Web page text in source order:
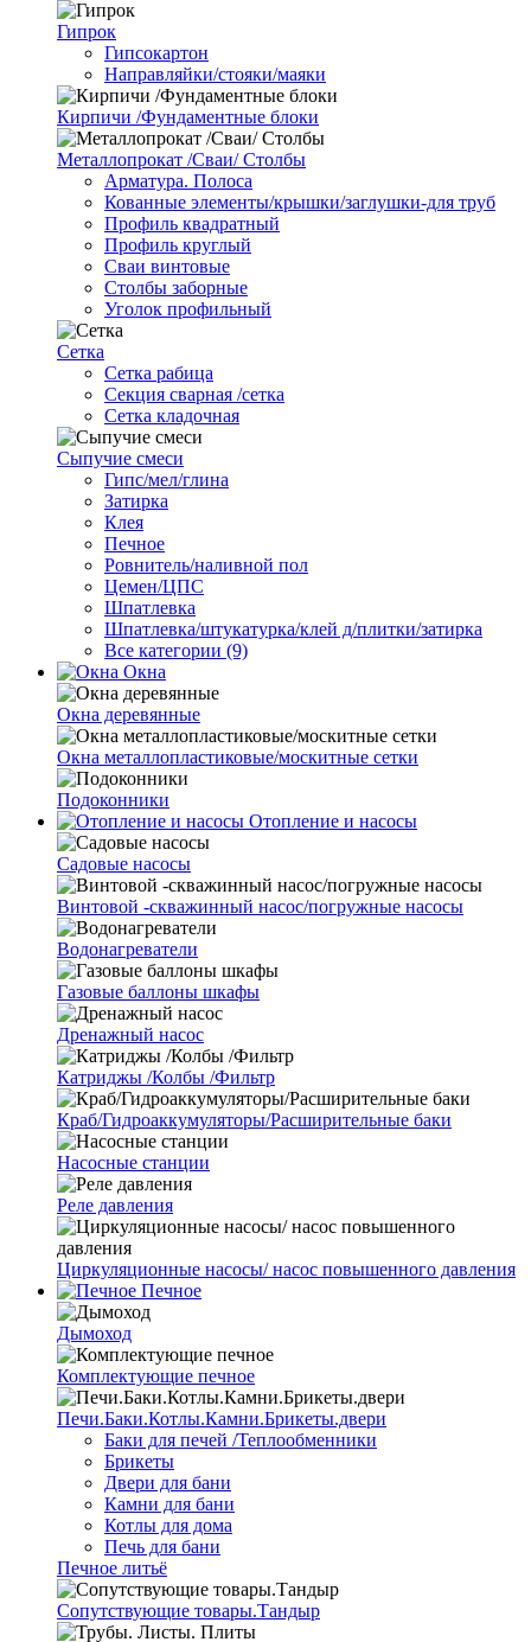
Гипрок
Гипсокартон
Направляйки/стояки/маяки
Кирпичи /Фундаментные блоки
Металлопрокат /Сваи/ Столбы
Арматура. Полоса
Кованные элементы/крышки/заглушки-для труб
Профиль квадратный
Профиль круглый
Сваи винтовые
Столбы заборные
Уголок профильный
Сетка
Cетка рабица
Секция сварная /сетка
Сетка кладочная
Сыпучие смеси
Гипс/мел/глина
Затирка
Клея
Печное
Ровнитель/наливной пол
Цемен/ЦПС
Шпатлевка
Шпатлевка/штукатурка/клей д/плитки/затирка
Все категории (9)
Окна
Окна деревянные
Окна металлопластиковые/москитные сетки
Подоконники
Отопление и насосы
Cадовые насосы
Винтовой -скважинный насос/погружные насосы
Водонагреватели
Газовые баллоны шкафы
Дренажный насос
Катриджы /Колбы /Фильтр
Краб/Гидроаккумуляторы/Расширительные баки
Насосные станции
Реле давления
Циркуляционные насосы/ насос повышенного давления
Печное
Дымоход
Комплектующие печное
Печи.Баки.Котлы.Камни.Брикеты.двери
Баки для печей /Теплообменники
Брикеты
Двери для бани
Камни для бани
Котлы для дома
Печь для бани
Печное литьё
Сопутствующие товары.Тандыр